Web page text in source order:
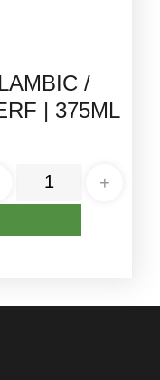
/
| 375ML
+